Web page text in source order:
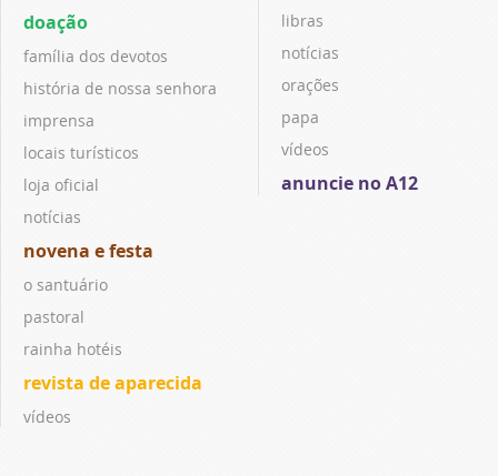
doação
família dos devotos
história de nossa senhora
imprensa
locais turísticos
loja oficial
notícias
novena e festa
o santuário
pastoral
rainha hotéis
revista de aparecida
vídeos
libras
notícias
orações
papa
vídeos
anuncie no A12